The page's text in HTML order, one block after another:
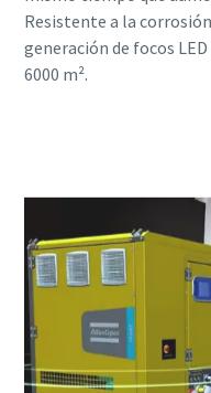
Resistente a la
generación de focos
6000 m².